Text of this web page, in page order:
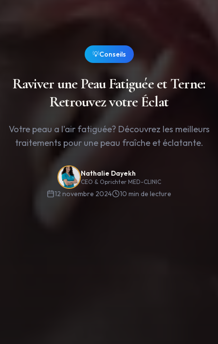
💡Conseils
Raviver une Peau Fatiguée et Terne:
Retrouvez votre Éclat
Votre peau a l'air fatiguée? Découvrez les meilleurs
traitements pour une peau fraîche et éclatante.
Nathalie Dayekh
CEO & Oprichter MED-CLINIC
12 novembre 2024 10 min de lecture